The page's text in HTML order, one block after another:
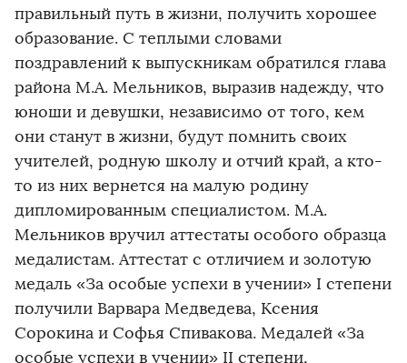
правильный путь в жизни, получить хорошее
образование. С теплыми словами
поздравлений к выпускникам обратился глава
района М.А. Мельников, выразив надежду, что
юноши и девушки, независимо от того, кем
они станут в жизни, будут помнить своих
учителей, родную школу и отчий край, а кто-
то из них вернется на малую родину
дипломированным специалистом. М.А.
Мельников вручил аттестаты особого образца
медалистам. Аттестат с отличием и золотую
медаль «За особые успехи в учении» I степени
получили Варвара Медведева, Ксения
Сорокина и Софья Спивакова. Медалей «За
особые успехи в учении» II степени,